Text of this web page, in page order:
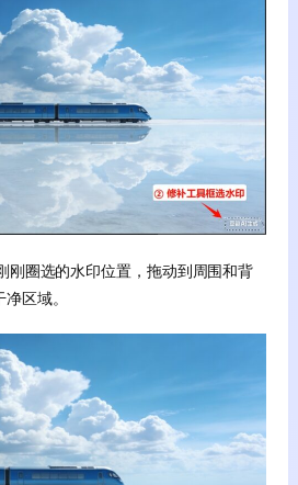
刚圈选的水印位置，拖动到周围和背
区域。